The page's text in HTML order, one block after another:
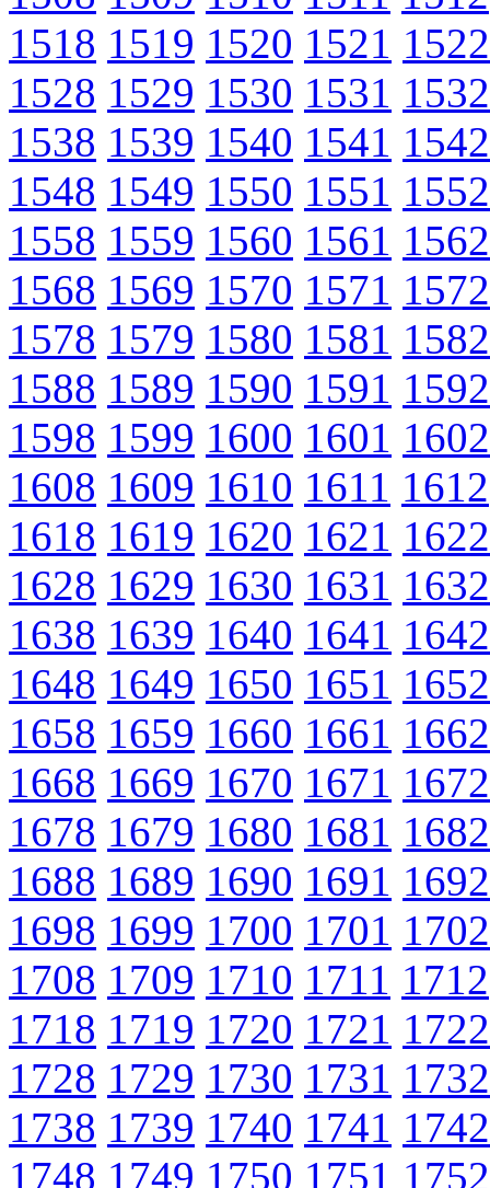
1518 1519 1520 1521 1522
1528 1529 1530 1531 1532
1538 1539 1540 1541 1542
1548 1549 1550 1551 1552
1558 1559 1560 1561 1562
1568 1569 1570 1571 1572
1578 1579 1580 1581 1582
1588 1589 1590 1591 1592
1598 1599 1600 1601 1602
1608 1609 1610 1611 1612
1618 1619 1620 1621 1622
1628 1629 1630 1631 1632
1638 1639 1640 1641 1642
1648 1649 1650 1651 1652
1658 1659 1660 1661 1662
1668 1669 1670 1671 1672
1678 1679 1680 1681 1682
1688 1689 1690 1691 1692
1698 1699 1700 1701 1702
1708 1709 1710 1711 1712
1718 1719 1720 1721 1722
1728 1729 1730 1731 1732
1738 1739 1740 1741 1742
1748 1749 1750 1751 1752